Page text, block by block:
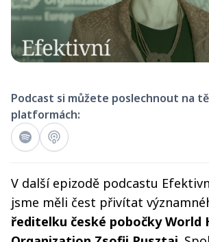
Podcast si můžete poslechnout na
platformách:
V další epizodě podcastu
jsme měli čest přivítat
ředitelku české pobočky World